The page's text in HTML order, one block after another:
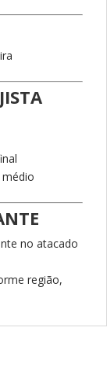
no atacado
região,